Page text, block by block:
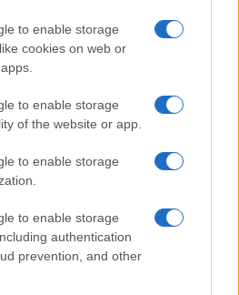
to enable storage
cookies on web or
to enable storage
of the website or app.
to enable storage
to enable storage
authentication
prevention, and other
Pictet Global Trends
verde: tra case della
cruciale sulla gestione
eventi sulla sostenibilità:
di contenuti: guida tecnica e